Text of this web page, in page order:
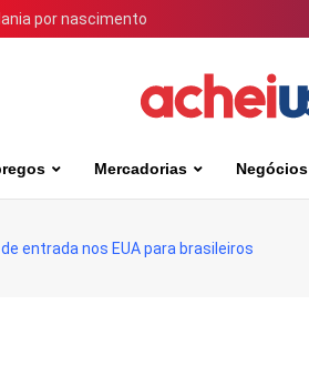
por nascimento
Mercadorias Negócios
entrada nos EUA para brasileiros